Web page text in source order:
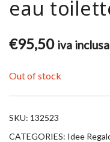
eau
€95,50 iva inclusa
Out of stock
SKU: 132523
CATEGORIES: Idee